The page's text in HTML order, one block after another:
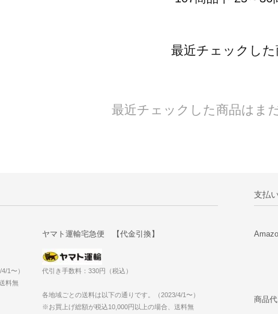
最近チェックした
最近チェックした商品はま
1〜）
料無
ヤマト運輸宅急便 【代金引換】
代引き手数料：330円（税込）
各地域ごとの送料は以下の通りです。（2023/4/1〜）
※お買上げ総額が税込10,000円以上の場合、送料無
支払
商品代